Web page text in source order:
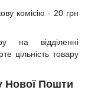
комісію - 20 грн
на відділенні
цільність товару
Нової Пошти